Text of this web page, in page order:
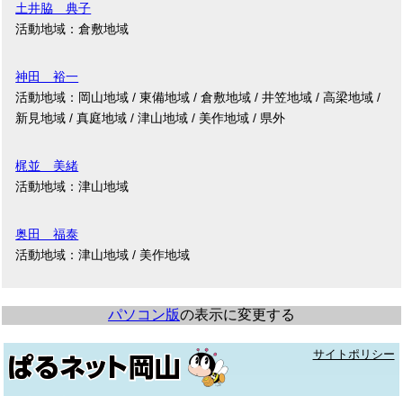
土井脇 典子
活動地域：倉敷地域
神田 裕一
活動地域：岡山地域 / 東備地域 / 倉敷地域 / 井笠地域 / 高梁地域 /
新見地域 / 真庭地域 / 津山地域 / 美作地域 / 県外
梶並 美緒
活動地域：津山地域
奥田 福泰
活動地域：津山地域 / 美作地域
パソコン版の表示に変更する
サイトポリシー